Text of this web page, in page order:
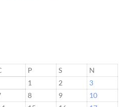
P S
N
1
2
3
8 9
10